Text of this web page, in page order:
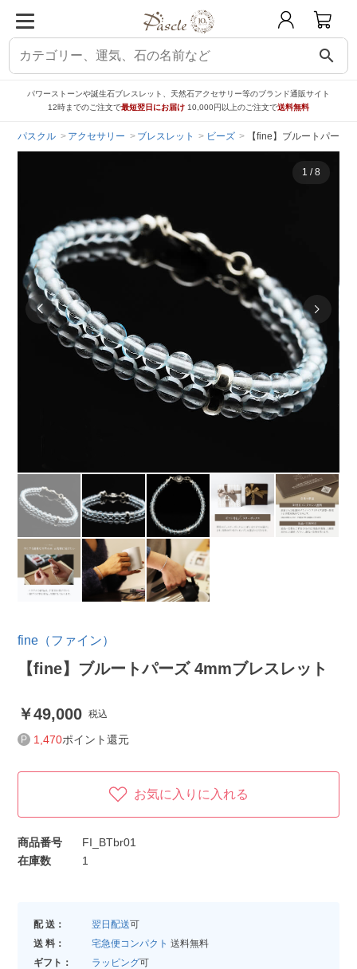
search
パワーストーンや誕生石ブレスレット、天然石アクセサリー等のブランド通販サイト
12時までのご注文で最短翌日にお届け 10,000円以上のご注文で送料無料
パスクル アクセサリー ブレスレット ビーズ 【fine】ブルートパーズ
1 /8
fine（ファイン）
【fine】ブルートパーズ 4mmブレスレット
49,000 税込
1,470ポイント還元
お気に入りに入れる
商品番号
FI_BTbr01
在庫数
1
配 送： 翌日配送可
送 料：
宅急便コンパクト 送料無料
ギフト：
ラッピング可